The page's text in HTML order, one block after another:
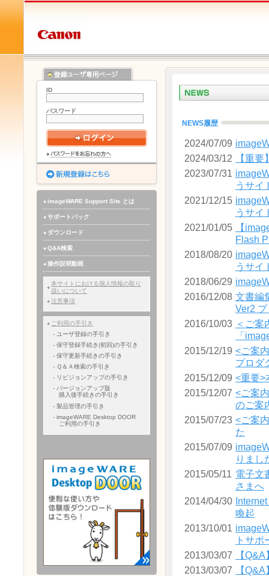
ID
パスワード
imageWARE Support Site とは
サポートパック
ダウンロード
Q&A検索
操作説明動画
本サイトにおける個人情報の取り
扱いについて
注意事項
ご利用の手引き
- ユーザ登録の手引き
- 保守登録手続き(初回)の手引き
- 保守更新手続きの手引き
- Ｑ＆Ａ検索の手引き
- リビジョンアップの手引き
- バージョンアップ版
購入後手続きの手引き
- 製品管理の手引き
- imageWARE Desktop DOOR
ご利用の手引き
NEWS履歴
2024/07/09
2024/03/12
【重
2023/07/31
うサイ
2021/12/15
うサイ
2021/01/05
【
Flash
2018/08/20
うサイ
2018/06/29
2016/12/08 文書編
Ver2
2016/10/03 ＜ご案
「
2015/12/19 <ご案
プロダ
2015/12/09 <重要>
2015/12/07 <ご案
のご案
2015/07/23 <ご案
た
2015/07/09
りまし
2015/05/11 電子文
さまへ
2014/04/30
喚起
2013/10/01
トサ
2013/03/07
【
2013/03/07
【